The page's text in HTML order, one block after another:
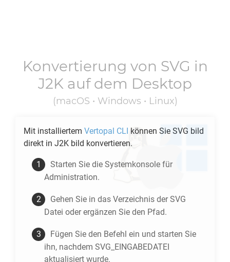
Konvertierung von SVG in
J2K auf dem Desktop
(macOS • Windows • Linux)
Mit installiertem Vertopal CLI können Sie SVG bild
direkt in J2K bild konvertieren.
Starten Sie die Systemkonsole für
Administration.
Gehen Sie in das Verzeichnis derSVG
Datei oder ergänzen Sie den Pfad.
Fügen Sie den Befehl ein und starten Sie
ihn, nachdem SVG_EINGABEDATEI
aktualisiert wurde.